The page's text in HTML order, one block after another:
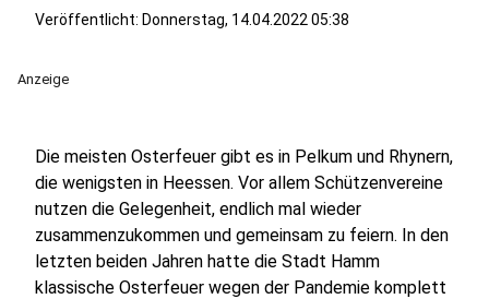
Veröffentlicht: Donnerstag, 14.04.2022 05:38
Anzeige
Die meisten Osterfeuer gibt es in Pelkum und Rhynern,
die wenigsten in Heessen. Vor allem Schützenvereine
nutzen die Gelegenheit, endlich mal wieder
zusammenzukommen und gemeinsam zu feiern. In den
letzten beiden Jahren hatte die Stadt Hamm
klassische Osterfeuer wegen der Pandemie komplett